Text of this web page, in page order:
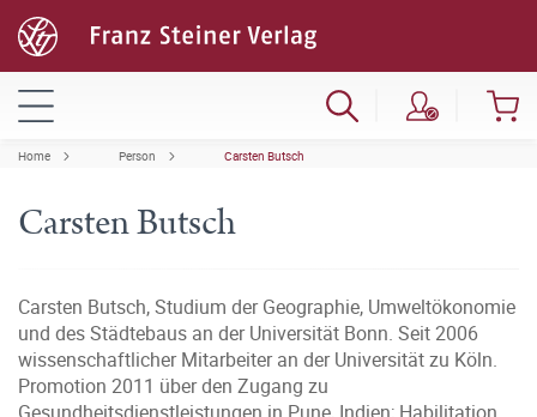
Home Person Carsten Butsch
Carsten Butsch
Carsten Butsch, Studium der Geographie, Umweltökonomie
und des Städtebaus an der Universität Bonn. Seit 2006
wissenschaftlicher Mitarbeiter an der Universität zu Köln.
Promotion 2011 über den Zugang zu